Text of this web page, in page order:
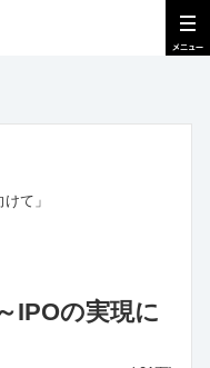
て」
IPOの実現に